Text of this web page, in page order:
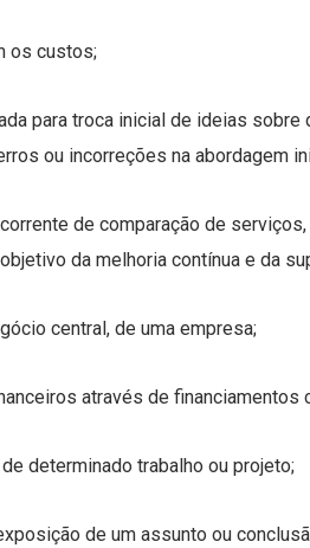
os custos;
para troca inicial de ideias
ou incorreções na abordagem
de comparação de
da melhoria contínua e da
central, de uma empresa;
através de
determinado trabalho ou projeto;
de um assunto ou